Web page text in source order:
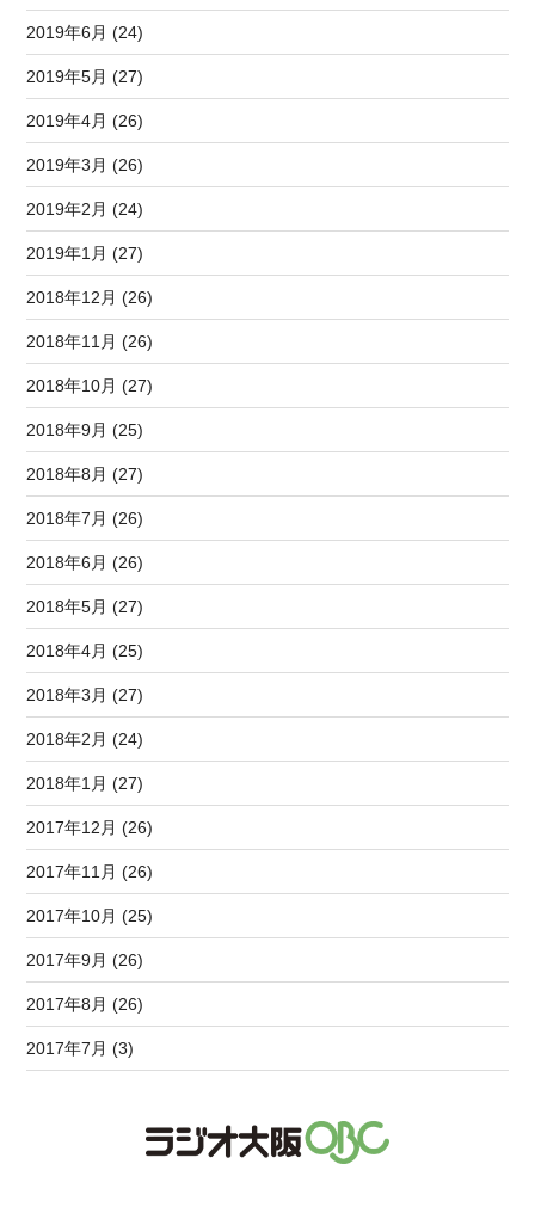
2019年6月 (24)
2019年5月 (27)
2019年4月 (26)
2019年3月 (26)
2019年2月 (24)
2019年1月 (27)
2018年12月 (26)
2018年11月 (26)
2018年10月 (27)
2018年9月 (25)
2018年8月 (27)
2018年7月 (26)
2018年6月 (26)
2018年5月 (27)
2018年4月 (25)
2018年3月 (27)
2018年2月 (24)
2018年1月 (27)
2017年12月 (26)
2017年11月 (26)
2017年10月 (25)
2017年9月 (26)
2017年8月 (26)
2017年7月 (3)